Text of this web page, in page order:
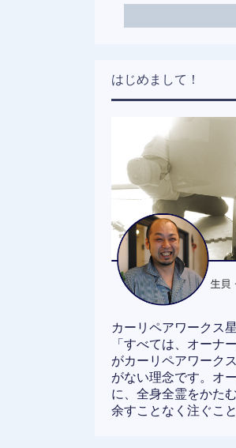
はじめまして！
カーリペアワークス
「すべては、オーナ
がカーリペアワーク
がない理念です。オ
に、全身全霊をかた
余すことなく注ぐこ